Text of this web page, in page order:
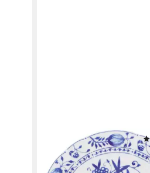
Speiseteller Zwiebelmuster
ab 15,90 €